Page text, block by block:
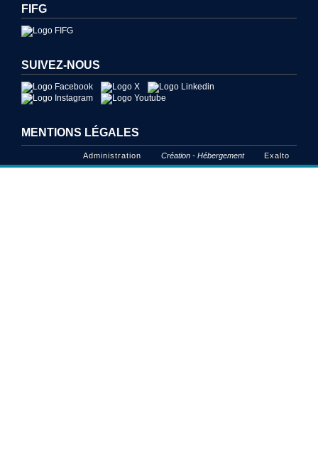
FIFG
SUIVEZ-NOUS
MENTIONS LÉGALES
Administration Création - Hébergement Exalto